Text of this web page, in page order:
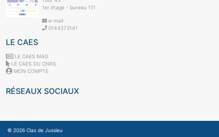
1er étage - bureau 111
e-mail
0144273141
LE CAES
LE CAES MAG
LE CAES DU CNRS
MON COMPTE
RÉSEAUX SOCIAUX
© 2026 Clas de Jussieu